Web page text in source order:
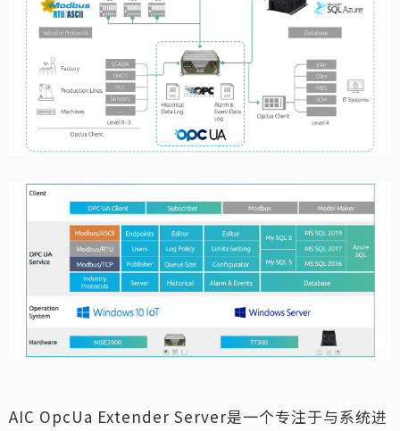
AIC OpcUa Extender Server是一个专注于与系统进